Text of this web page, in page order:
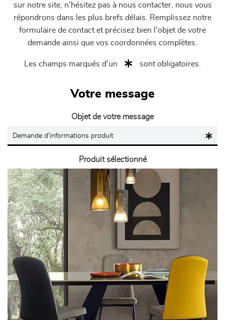
sur notre site, n'hésitez pas à nous contacter, nous vous
répondrons dans les plus brefs délais. Remplissez notre
formulaire de contact et précisez bien l'objet de votre
demande ainsi que vos coordonnées complètes.
Les champs marqués d'un sont obligatoires.
Votre message
Objet de votre message
Produit sélectionné